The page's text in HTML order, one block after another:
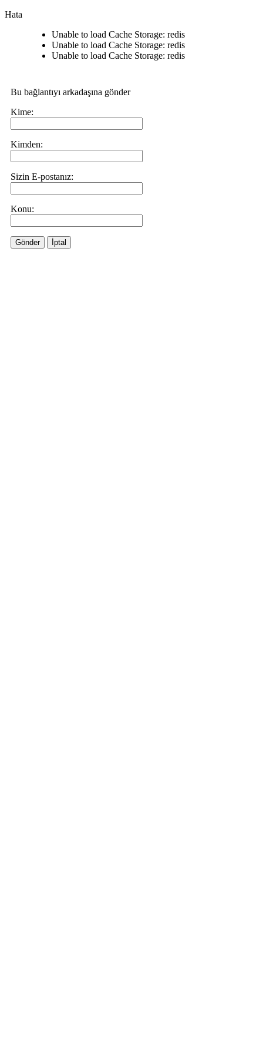
Hata
Unable to load Cache Storage: redis
Unable to load Cache Storage: redis
Unable to load Cache Storage: redis
Bu bağlantıyı arkadaşına gönder
Kime:
Kimden:
Sizin E-postanız:
Konu:
Gönder İptal